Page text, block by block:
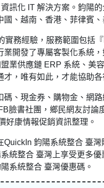
訊化 IT 解決方案。鈞陽
、越南、香港、菲律賓、
實務經驗，服務範圍包括
業開發了專屬客製化系統
業供應鏈 ERP 系統、美
才，唯有如此，才能協助
碼、現金券、購物金、網
臉書社團，鄉民網友討
好康情報促銷資訊整理。
QuickIn 鈞陽系統整合 臺
統整合 臺灣上享受更多
系統整合 臺灣優惠碼。